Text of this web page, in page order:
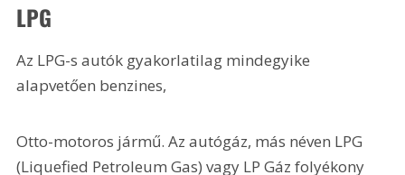
LPG
Az LPG-s autók gyakorlatilag mindegyike
alapvetően benzines,
Otto-motoros jármű. Az autógáz, más néven LPG
(Liquefied Petroleum Gas) vagy LP Gáz folyékony